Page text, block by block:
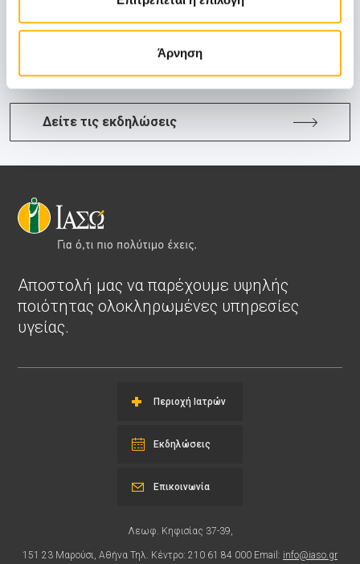
Άρνηση
Ο ρόλος της στην προγεννητική διάγνωση
και συμβουλευτική»
Δείτε τις εκδηλώσεις
Αποστολή μας να παρέχουμε υψηλής
ποιότητας ολοκληρωμένες υπηρεσίες
υγείας.
Περιοχή Ιατρών
Εκδηλώσεις
Λεωφ. Κηφισίας 37-39,
151 23 Μαρούσι, Αθήνα Τηλ. Κέντρο: 210 61 84 000 Email: info@iaso.gr
Επικοινωνία